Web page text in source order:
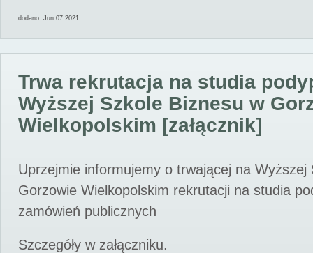
dodano: Jun 07 2021
Trwa rekrutacja na studia
Wyższej Szkole Biznesu w
Wielkopolskim [załącznik]
Uprzejmie informujemy o trwającej na Wyższej
Gorzowie Wielkopolskim rekrutacji na studia
zamówień publicznych
Szczegóły w załączniku.